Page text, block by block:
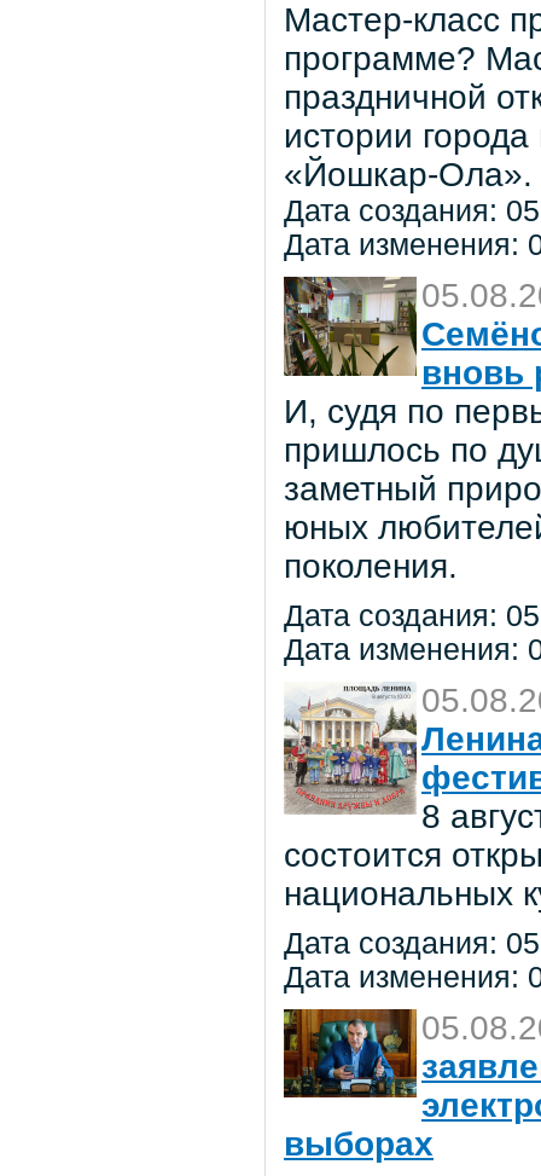
Мастер-класс
программе?
праздничной
истории
«Йошкар-Ола».
Дата создания:
Дата изменения:
вновь
И, судя по
пришлось по
заметный
юных
поколения.
Дата создания:
Дата изменения:
8
состоится
национальных
Дата создания:
Дата изменения:
выборах